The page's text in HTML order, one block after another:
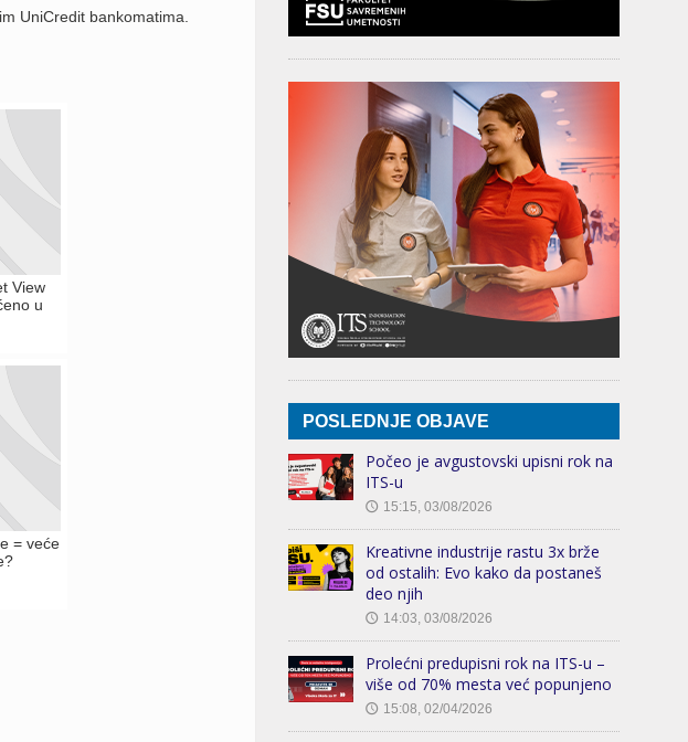
UniCredit bankomatima.
View
u
= veće
POSLEDNJE OBJAVE
Počeo je avgustovski upisni rok na
ITS-u
🕔 15:15, 03/08/2026
Kreativne industrije rastu 3x brže
od ostalih: Evo kako da postaneš
deo njih
🕔 14:03, 03/08/2026
Prolećni predupisni rok na ITS-u –
više od 70% mesta već popunjeno
🕔 15:08, 02/04/2026